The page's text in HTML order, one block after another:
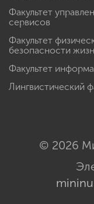
Факультет
сервисов
Факультет
безопасности
Факультет
Лингвистический
© 2026